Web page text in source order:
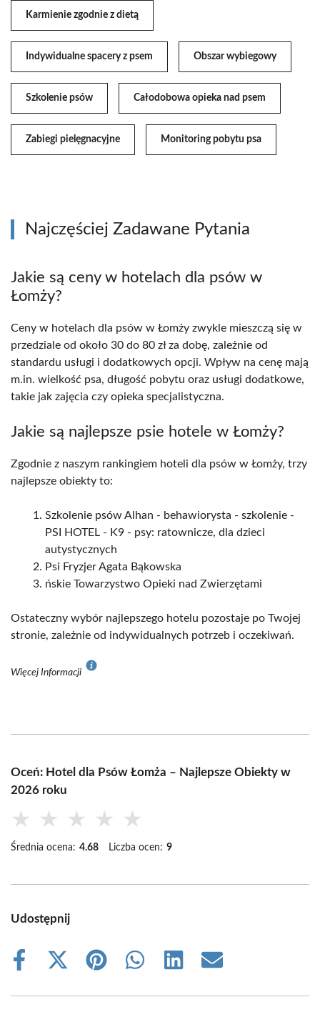
Karmienie zgodnie z dietą
Indywidualne spacery z psem Obszar wybiegowy
Szkolenie psów Całodobowa opieka nad psem
Zabiegi pielęgnacyjne Monitoring pobytu psa
Najczęściej Zadawane Pytania
Jakie są ceny w hotelach dla psów w
Łomży?
Ceny w hotelach dla psów w Łomży zwykle mieszczą się w
przedziale od około 30 do 80 zł za dobę, zależnie od
standardu usługi i dodatkowych opcji. Wpływ na cenę mają
m.in. wielkość psa, długość pobytu oraz usługi dodatkowe,
takie jak zajęcia czy opieka specjalistyczna.
Jakie są najlepsze psie hotele w Łomży?
Zgodnie z naszym rankingiem hoteli dla psów w Łomży, trzy
najlepsze obiekty to:
Szkolenie psów Alhan - behawiorysta - szkolenie -
PSI HOTEL - K9 - psy: ratownicze, dla dzieci
autystycznych
Psi Fryzjer Agata Bąkowska
ńskie Towarzystwo Opieki nad Zwierzętami
Ostateczny wybór najlepszego hotelu pozostaje po Twojej
stronie, zależnie od indywidualnych potrzeb i oczekiwań.
Więcej Informacji
Oceń: Hotel dla Psów Łomża – Najlepsze Obiekty w
2026 roku
★ ★ ★ ★ ★
Średnia ocena: 4.68 Liczba ocen: 9
Udostępnij
Share
Share
(Twitter)
Share
Share
Share
Share